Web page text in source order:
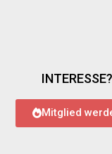
INTERESSE?
Mitglied